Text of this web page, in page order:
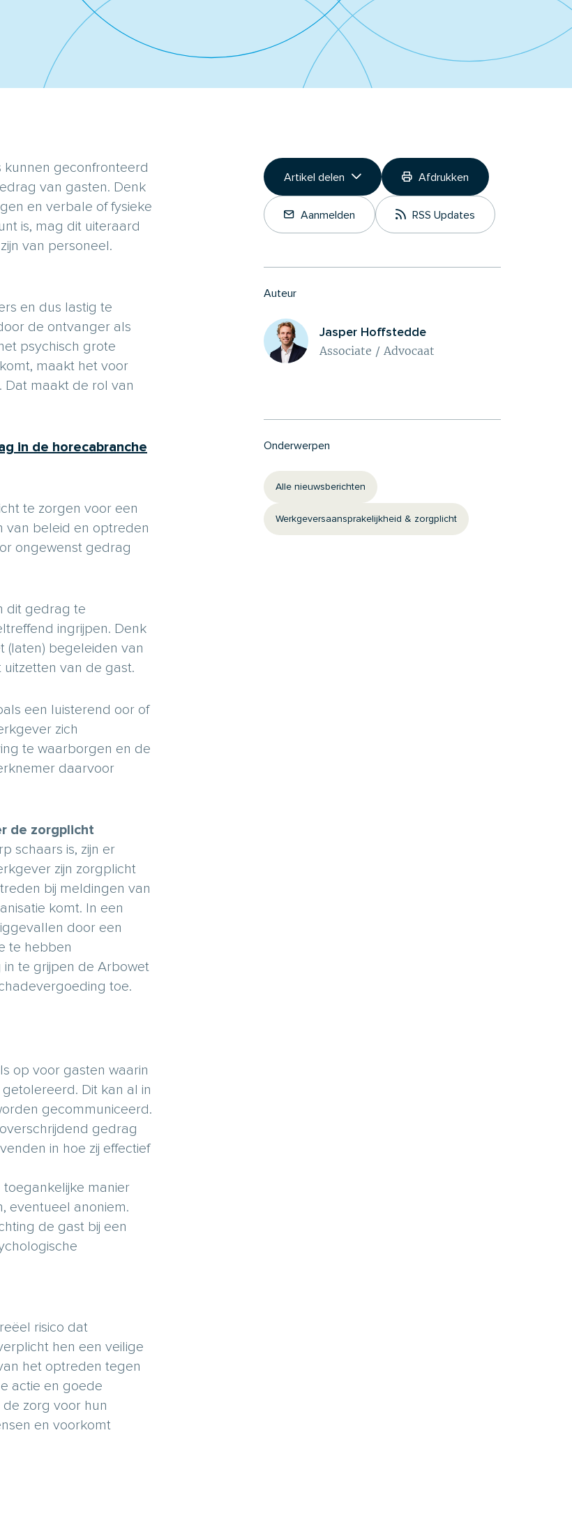
kunnen geconfronteerd
van gasten. Denk
en verbale of fysieke
is, mag dit uiteraard
van personeel.
en dus lastig te
de ontvanger als
psychisch grote
maakt het voor
Dat maakt de rol van
in de horecabranche
te zorgen voor een
van beleid en optreden
ongewenst gedrag
dit gedrag te
ingrijpen. Denk
(laten) begeleiden van
van de gast.
een luisterend oor of
zich
te waarborgen en de
daarvoor
de zorgplicht
schaars is, zijn er
zijn zorgplicht
bij meldingen van
komt. In een
door een
te hebben
te grijpen de Arbowet
toe.
op voor gasten waarin
Dit kan al in
gecommuniceerd.
gedrag
in hoe zij effectief
manier
eventueel anoniem.
de gast bij een
risico dat
hen een veilige
het optreden tegen
actie en goede
zorg voor hun
en voorkomt
Artikel delen
Link kopiëren
Deel op LinkedIn
Afdrukken
Aanmelden RSS Updates
Auteur
Jasper Hoffstedde
Associate / Advocaat
Onderwerpen
Alle nieuwsberichten
Werkgeversaansprakelijkheid & zorgplicht